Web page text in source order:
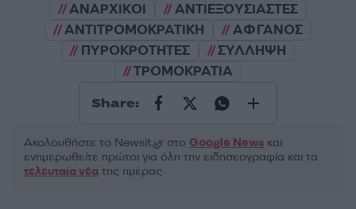
ΑΝΑΡΧΙΚΟΙ
ΑΝΤΙΕΞΟΥΣΙΑΣΤΕΣ
ΑΝΤΙΤΡΟΜΟΚΡΑΤΙΚΗ
ΑΦΓΑΝΟΣ
ΠΥΡΟΚΡΟΤΗΤΕΣ
ΣΥΛΛΗΨΗ
ΤΡΟΜΟΚΡΑΤΙΑ
Share:
Ακολουθήστε το Νewsit.gr στο Google News και
ενημερωθείτε πρώτοι για όλη την ειδησεογραφία και τα
τελευταία νέα της ημέρας